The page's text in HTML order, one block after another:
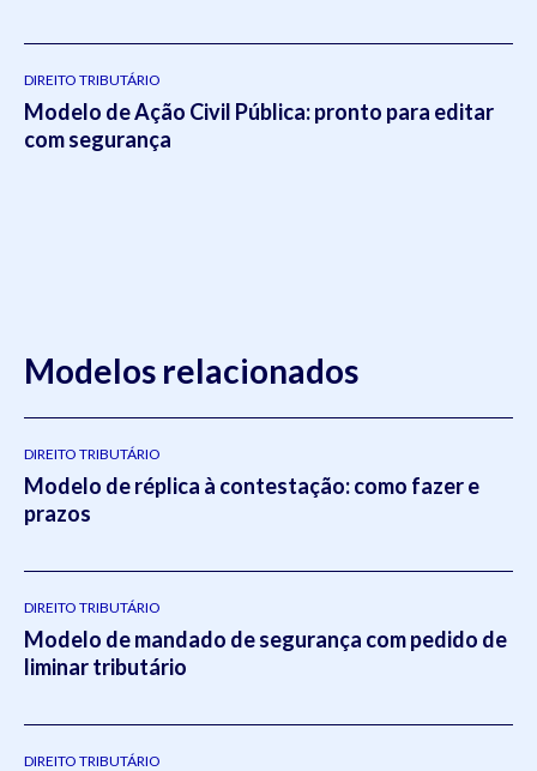
DIREITO TRIBUTÁRIO
Modelo de Ação Civil Pública: pronto para editar
com segurança
Modelos relacionados
DIREITO TRIBUTÁRIO
Modelo de réplica à contestação: como fazer e
prazos
DIREITO TRIBUTÁRIO
Modelo de mandado de segurança com pedido de
liminar tributário
DIREITO TRIBUTÁRIO